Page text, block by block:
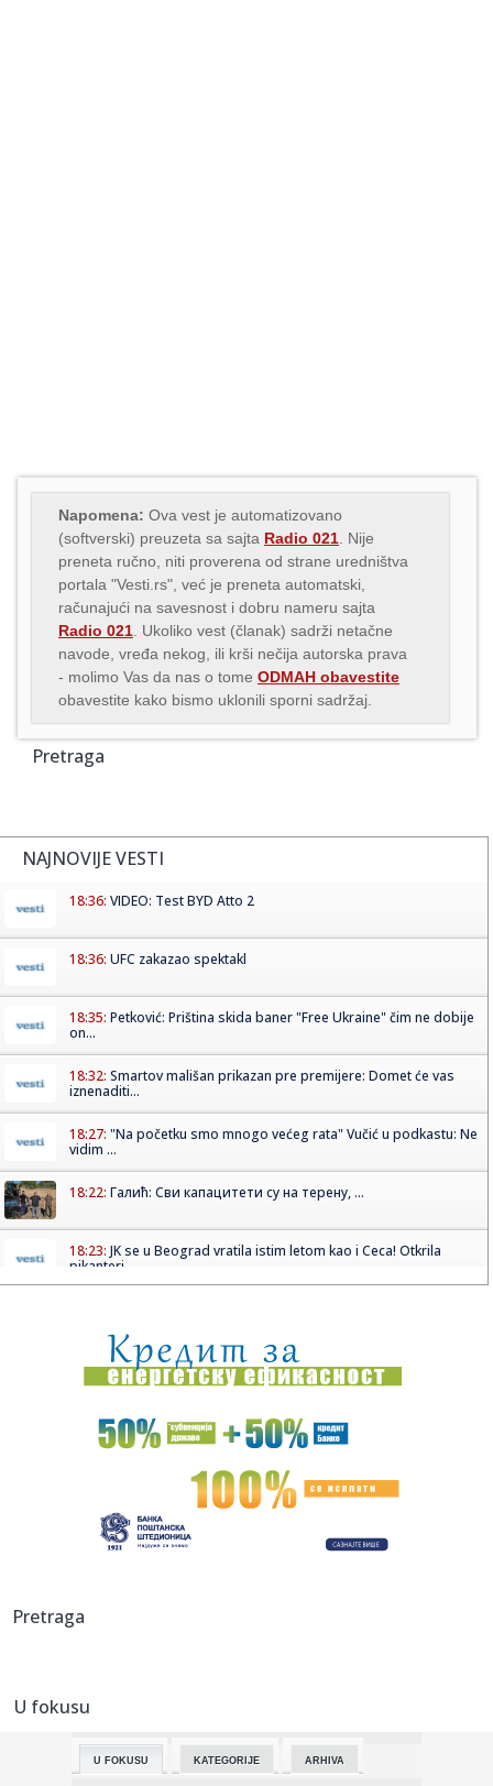
Napomena: Ova vest je automatizovano
(softverski) preuzeta sa sajta Radio 021 . Nije
preneta ručno, niti proverena od strane uredništva
portala "Vesti.rs", već je preneta automatski,
računajući na savesnost i dobru nameru sajta
Radio 021 . Ukoliko vest (članak) sadrži netačne
navode, vređa nekog, ili krši nečija autorska prava
- molimo Vas da nas o tome ODMAH obavestite
obavestite kako bismo uklonili sporni sadržaj.
Pretraga
NAJNOVIJE VESTI
18:36: VIDEO: Test BYD Atto 2
18:36: UFC zakazao spektakl
18:35: Petković: Priština skida baner "Free Ukraine" čim ne dobije
on...
18:32: Smartov mališan prikazan pre premijere: Domet će vas
iznenaditi...
18:27: "Na početku smo mnogo većeg rata" Vučić u podkastu: Ne
vidim ...
18:22: Галић: Сви капацитети су на терену, ...
18:23: JK se u Beograd vratila istim letom kao i Ceca! Otkrila
pikanteri...
18:20:Đokić, Lompar, Bodiroga, Vidić...; Kako se raspala
"studentska...
18:20:Cirbes otvorio dušu: "Doveli su me u zabludu i prevarili oko
ugo...
Ovako će izgledati prva zgrada visoka jedan kilometar: Već
18:18:Gledaoci ne prestaju da pričaju o novoj seriji: "Želimo
sistem zbog ...
18:13:
18:06: Iznenađenje: Siner odustao od Sinsinatija!
Pretraga
U fokusu
U FOKUSU KATEGORIJE ARHIVA